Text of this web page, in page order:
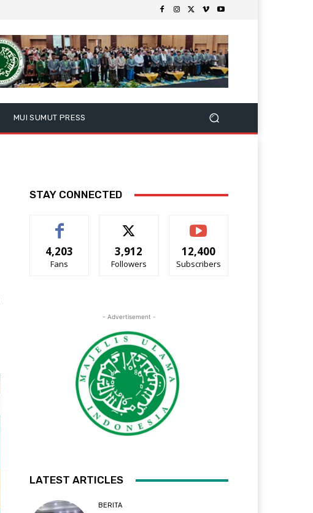
MUI SUMUT PRESS
STAY CONNECTED
4,203
Fans
3,912
Followers
12,400
Subscribers
- Advertisement -
LATEST ARTICLES
BERITA